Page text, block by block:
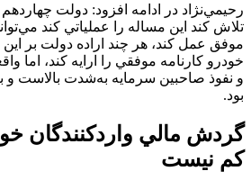
رحيمي‌نژاد در ادامه افزود: دولت
تلاش كند اين مساله را عملياتي كند
موفق عمل كند، هر چند اراده دولت بر
خودرو كارنامه موفقي را ارايه کند، اما
و نفوذ صاحبين سرمايه به‌شدت بالاست و
بود.
گردش مالي واردكنندگان
كم نيست